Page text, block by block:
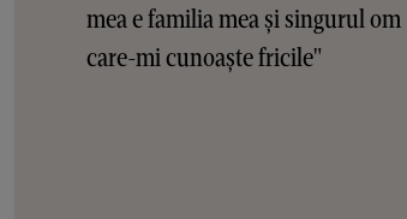
mea e familia mea și singurul om
care-mi cunoaște fricile"